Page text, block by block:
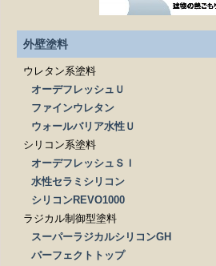
外壁塗料
ウレタン系塗料
オーデフレッシュＵ
ファインウレタン
ウォールバリア水性Ｕ
シリコン系塗料
オーデフレッシュＳＩ
水性セラミシリコン
シリコンREVO1000
ラジカル制御型塗料
スーパーラジカルシリコンGH
パーフェクトトップ